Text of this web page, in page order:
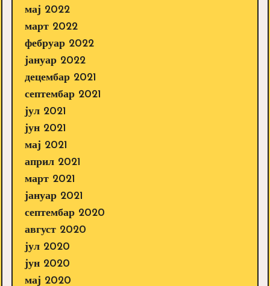
мај 2022
март 2022
фебруар 2022
јануар 2022
децембар 2021
септембар 2021
јул 2021
јун 2021
мај 2021
април 2021
март 2021
јануар 2021
септембар 2020
август 2020
јул 2020
јун 2020
мај 2020